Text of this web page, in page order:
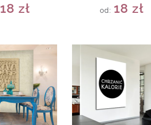
18 zł od: 18 zł